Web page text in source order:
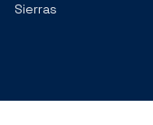
Sierras